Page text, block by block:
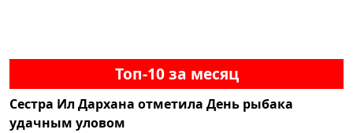
Топ-10 за месяц
Сестра Ил Дархана отметила День рыбака
удачным уловом